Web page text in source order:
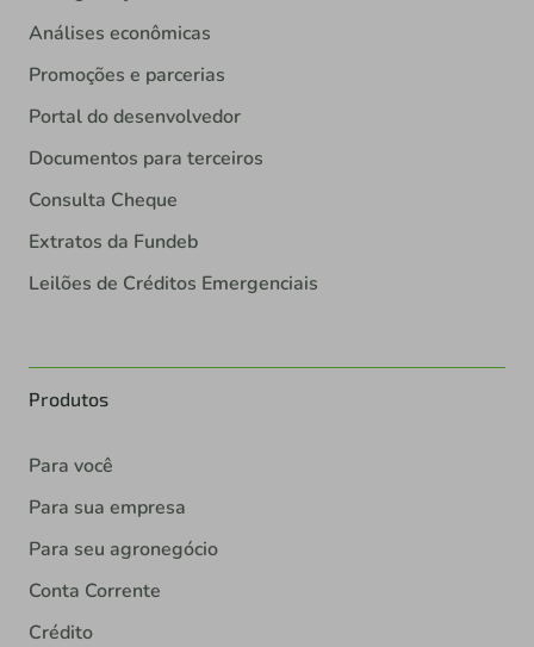
Análises econômicas
Promoções e parcerias
Portal do desenvolvedor
Documentos para terceiros
Consulta Cheque
Extratos da Fundeb
Leilões de Créditos Emergenciais
Produtos
Para você
Para sua empresa
Para seu agronegócio
Conta Corrente
Crédito